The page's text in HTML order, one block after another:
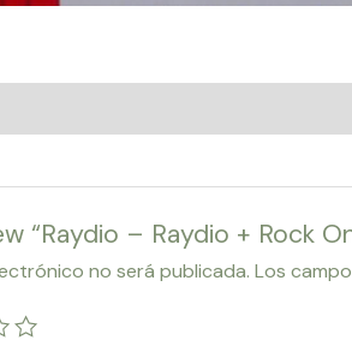
“Raydio – Raydio + Rock
no será publicada. Los